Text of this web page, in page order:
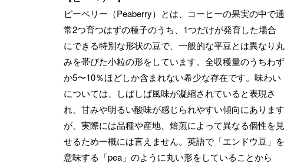
ピーベリー（Peaberry）とは、コーヒーの果実の中で通
常2つ育つはずの種子のうち、1つだけが発育した場合
にできる特別な形状の豆で、一般的な平豆とは異なり丸
みを帯びた小粒の形をしています。全収穫量のうちわず
か5〜10％ほどしか含まれない希少な存在です。味わい
については、しばしば風味が凝縮されていると表現さ
れ、甘みや明るい酸味が感じられやすい傾向にあります
が、実際には品種や産地、焙煎によって異なる個性を見
せるため一概には言えません。英語で「エンドウ豆」を
意味する「pea」のように丸い形をしていることから